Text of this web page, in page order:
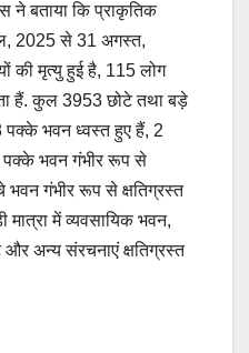
ने बताया कि प्राकृतिक
2025 से 31 अगस्त,
की मृत्यु हुई है, 115 लोग
हैं. कुल 3953 छोटे तथा बड़े
भवन ध्वस्त हुए हैं, 2
भवन गंभीर रूप से
गंभीर रूप से क्षतिग्रस्त
में व्यवसायिक भवन,
अन्य संरचनाएं क्षतिग्रस्त